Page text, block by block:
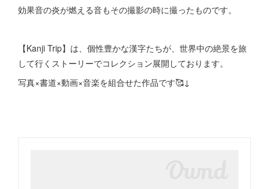
効果音の炎が燃える音もその撮影の時に撮ったものです。
【Kanji Trip】は、個性豊かな漢字たちが、世界中の絶景を旅
して行くストーリーでコレクション展開しております。
写真×書道×動画×音楽を組合せた作品です🥰↓